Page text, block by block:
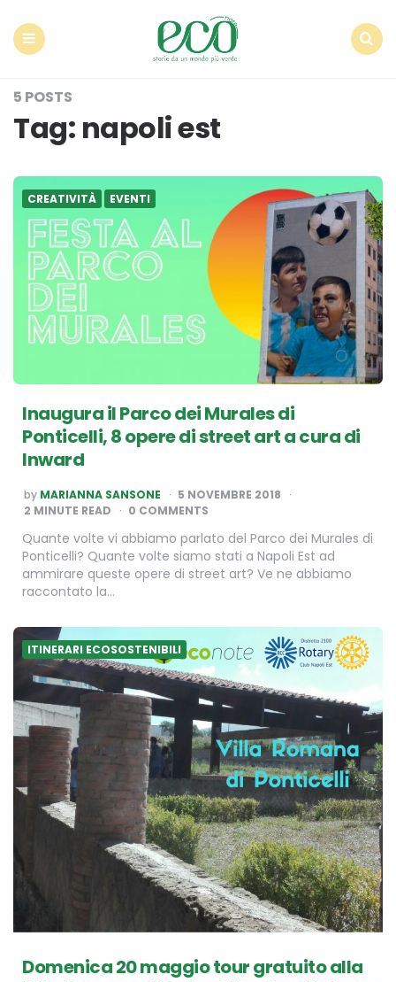
5 POSTS
Tag: napoli est
CREATIVITÀ EVENTI
Inaugura il Parco dei Murales di
Ponticelli, 8 opere di street art a cura di
Inward
POSTED
BY
by MARIANNA SANSONE
5 NOVEMBRE 2018
2 MINUTE READ 0 COMMENTS
Quante volte vi abbiamo parlato del Parco dei Murales di
Ponticelli? Quante volte siamo stati a Napoli Est ad
ammirare queste opere di street art? Ve ne abbiamo
raccontato la…
ITINERARI ECOSOSTENIBILI
Domenica 20 maggio tour gratuito alla